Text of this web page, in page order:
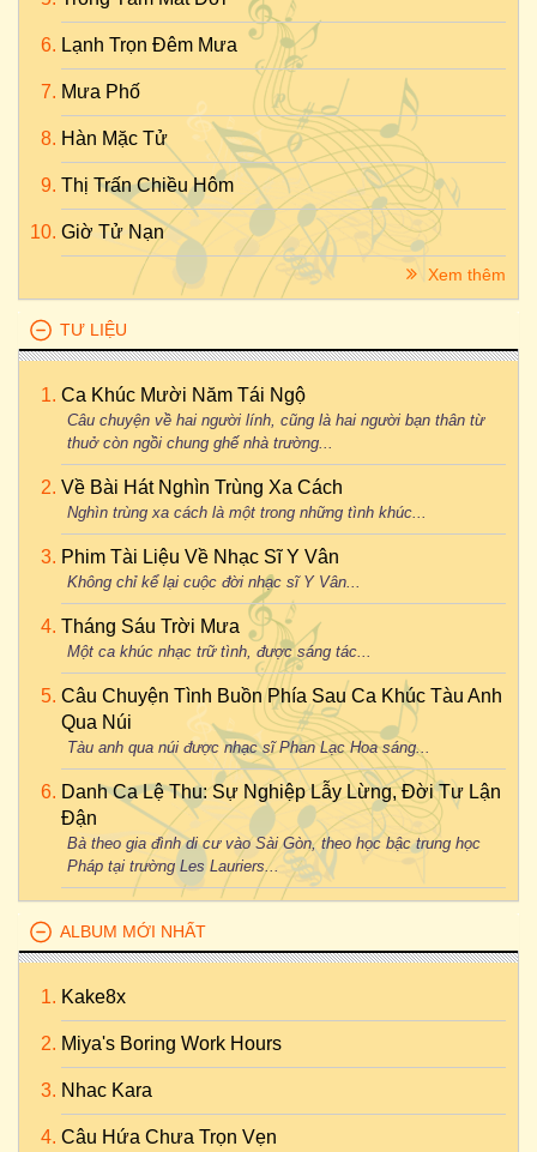
Lạnh Trọn Đêm Mưa
Mưa Phố
Hàn Mặc Tử
Thị Trấn Chiều Hôm
Giờ Tử Nạn
Xem thêm
TƯ LIỆU
Ca Khúc Mười Năm Tái Ngộ
Câu chuyện về hai người lính, cũng là hai người bạn thân từ
thuở còn ngồi chung ghế nhà trường...
Về Bài Hát Nghìn Trùng Xa Cách
Nghìn trùng xa cách là một trong những tình khúc...
Phim Tài Liệu Về Nhạc Sĩ Y Vân
Không chỉ kể lại cuộc đời nhạc sĩ Y Vân...
Tháng Sáu Trời Mưa
Một ca khúc nhạc trữ tình, được sáng tác...
Câu Chuyện Tình Buồn Phía Sau Ca Khúc Tàu Anh
Qua Núi
Tàu anh qua núi được nhạc sĩ Phan Lạc Hoa sáng...
Danh Ca Lệ Thu: Sự Nghiệp Lẫy Lừng, Đời Tư Lận
Đận
Bà theo gia đình di cư vào Sài Gòn, theo học bậc trung học
Pháp tại trường Les Lauriers...
ALBUM MỚI NHẤT
Kake8x
Miya's Boring Work Hours
Nhac Kara
Câu Hứa Chưa Trọn Vẹn